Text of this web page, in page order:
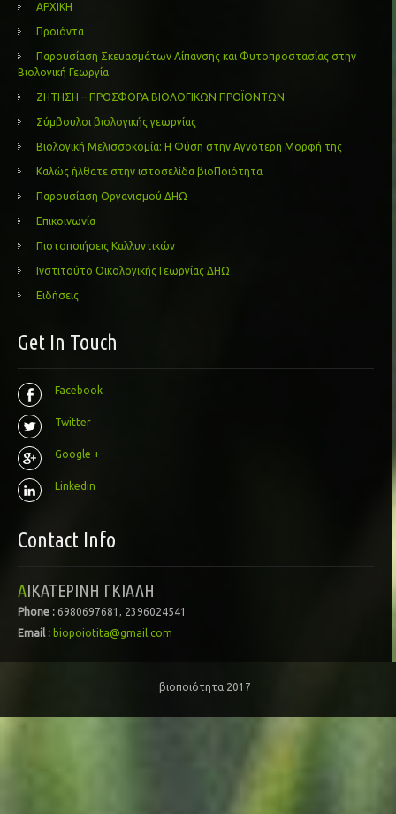
ΑΡΧΙΚΗ
Προϊόντα
Παρουσίαση Σκευασμάτων Λίπανσης και Φυτοπροστασίας στην
Βιολογική Γεωργία
ΖΗΤΗΣΗ – ΠΡΟΣΦΟΡΑ ΒΙΟΛΟΓΙΚΩΝ ΠΡΟΪΟΝΤΩΝ
Σύμβουλοι βιολογικής γεωργίας
Βιολογική Μελισσοκομία: Η Φύση στην Αγνότερη Μορφή της
Καλώς ήλθατε στην ιστοσελίδα βιοΠοιότητα
Παρουσίαση Οργανισμού ΔΗΩ
Επικοινωνία
Πιστοποιήσεις Καλλυντικών
Ινστιτούτο Οικολογικής Γεωργίας ΔΗΩ
Ειδήσεις
Get In Touch
Facebook
Twitter
Google +
Linkedin
Contact Info
ΑΙΚΑΤΕΡΙΝΗ ΓΚΙΑΛΗ
Phone : 6980697681, 2396024541
Email : biopoiotita@gmail.com
βιοποιότητα 2017